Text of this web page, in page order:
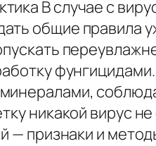
В случае с
общие правила
никакой вирус
— признаки и